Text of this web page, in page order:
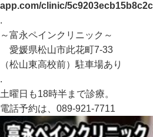
app.com/clinic/
.
～富永ペインクリニック～
愛媛県松山市此花町7-33
（松山東高校前）駐車場あり
.
土曜日も18時半まで診療。
電話予約は、089-921-7711